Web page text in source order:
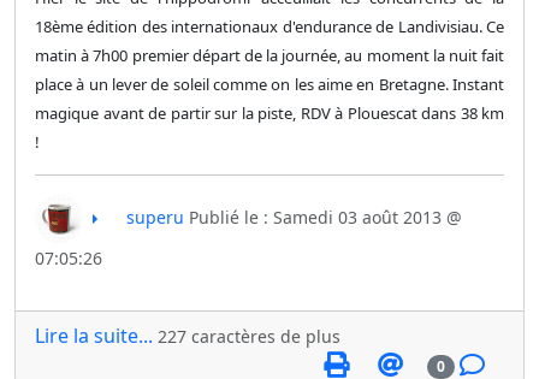
18ème édition des internationaux d'endurance de Landivisiau. Ce
matin à 7h00 premier départ de la journée, au moment la nuit fait
place à un lever de soleil comme on les aime en Bretagne. Instant
magique avant de partir sur la piste, RDV à Plouescat dans 38 km
!
superu Publié le : Samedi 03 août 2013 @
07:05:26
Lire la suite... 227 caractères de plus
0